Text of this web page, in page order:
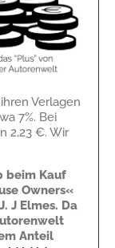
Verlagen
7%. Bei
2,23 €. Wir
beim Kauf
Owners«
J Elmes. Da
Anteil